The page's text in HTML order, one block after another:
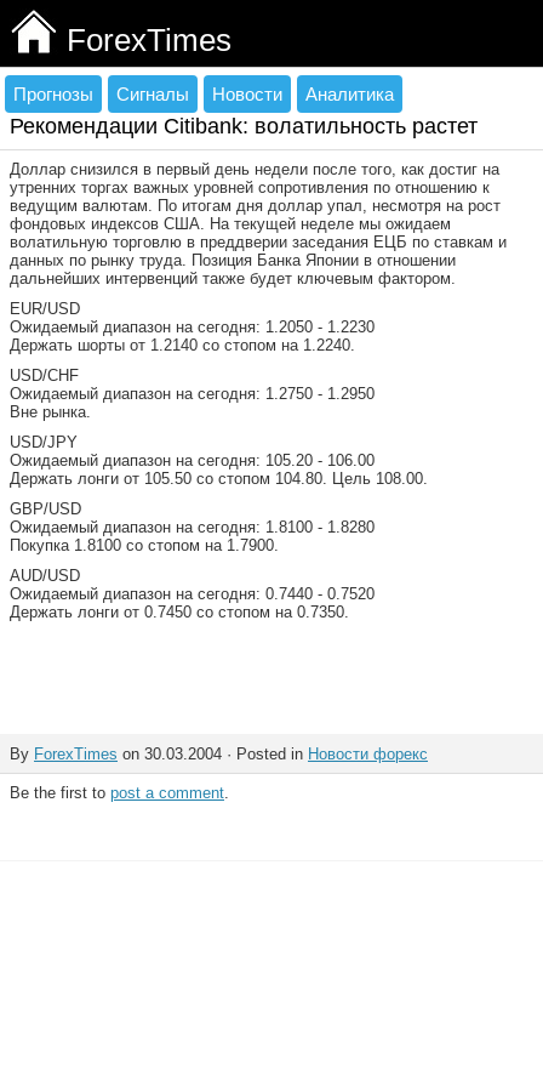
ForexTimes
Прогнозы Сигналы Новости Аналитика
Рекомендации Citibank: волатильность растет
Доллар снизился в первый день недели после того, как достиг на
утренних торгах важных уровней сопротивления по отношению к
ведущим валютам. По итогам дня доллар упал, несмотря на рост
фондовых индексов США. На текущей неделе мы ожидаем
волатильную торговлю в преддверии заседания ЕЦБ по ставкам и
данных по рынку труда. Позиция Банка Японии в отношении
дальнейших интервенций также будет ключевым фактором.
EUR/USD
Ожидаемый диапазон на сегодня: 1.2050 - 1.2230
Держать шорты от 1.2140 со стопом на 1.2240.
USD/CHF
Ожидаемый диапазон на сегодня: 1.2750 - 1.2950
Вне рынка.
USD/JPY
Ожидаемый диапазон на сегодня: 105.20 - 106.00
Держать лонги от 105.50 со стопом 104.80. Цель 108.00.
GBP/USD
Ожидаемый диапазон на сегодня: 1.8100 - 1.8280
Покупка 1.8100 со стопом на 1.7900.
AUD/USD
Ожидаемый диапазон на сегодня: 0.7440 - 0.7520
Держать лонги от 0.7450 со стопом на 0.7350.
By ForexTimes on 30.03.2004 · Posted in Новости форекс
Be the first to post a comment.